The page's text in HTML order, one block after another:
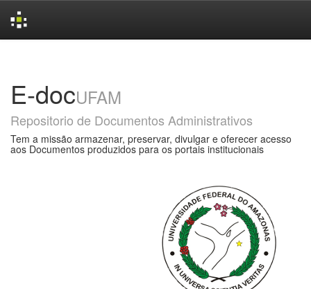
E-docUFAM
Repositorio de Documentos Administrativos
Tem a missão armazenar, preservar, divulgar e oferecer acesso
aos Documentos produzidos para os portais institucionais